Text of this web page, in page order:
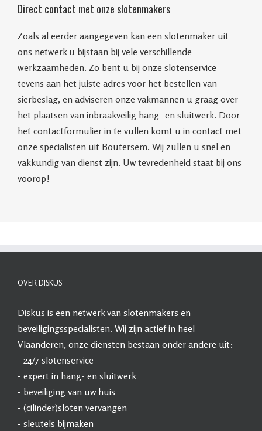
Direct contact met onze slotenmakers
Zoals al eerder aangegeven kan een slotenmaker uit
ons netwerk u bijstaan bij vele verschillende
werkzaamheden. Zo bent u bij onze slotenservice
tevens aan het juiste adres voor het bestellen van
sierbeslag, en adviseren onze vakmannen u graag over
het plaatsen van inbraakveilig hang- en sluitwerk. Door
het contactformulier in te vullen komt u in contact met
onze specialisten uit Boutersem. Wij zullen u snel en
vakkundig van dienst zijn. Uw tevredenheid staat bij ons
voorop!
OVER DISKUS
Diskus is een netwerk van slotenmakers en
beveiligingsspecialisten. Wij zijn actief in heel
Vlaanderen, onze diensten bestaan onder andere uit:
- 24/7 slotenservice
- expert in hang- en sluitwerk
- beveiliging van uw huis
- (cilinder)sloten vervangen
- sleutels bijmaken